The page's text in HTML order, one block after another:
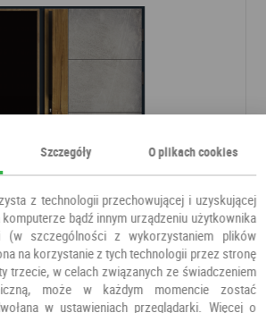
PŁYTOWE LOFT LT 01
do domuWęgrzyn
Szczegóły O plikach cookies
z technologii przechowującej i uzyskującej
bądź innym urządzeniu użytkownika
(w szczególności z wykorzystaniem plików
na korzystanie z tych technologii przez stronę
trzecie, w celach związanych ze świadczeniem
może w każdym momencie zostać
w ustawieniach przeglądarki. Więcej o